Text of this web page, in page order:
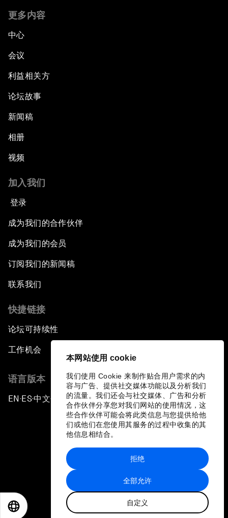
本网站使用 cookie
我们使用 Cookie 来制作贴合用户需求的内
容与广告、提供社交媒体功能以及分析我们
的流量。我们还会与社交媒体、广告和分析
合作伙伴分享您对我们网站的使用情况，这
些合作伙伴可能会将此类信息与您提供给他
们或他们在您使用其服务的过程中收集的其
他信息相结合。
全部允许
自定义
拒绝
更多内容
中心
会议
利益相关方
论坛故事
新闻稿
相册
视频
加入我们
登录
成为我们的合作伙伴
成为我们的会员
订阅我们的新闻稿
联系我们
快捷链接
论坛可持续性
工作机会
语言版本
EN ▪ ES▪中文▪ 日本語
站点地图
世界经济论坛